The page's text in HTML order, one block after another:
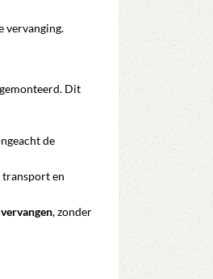
vervanging.
Dit
de
en
, zonder